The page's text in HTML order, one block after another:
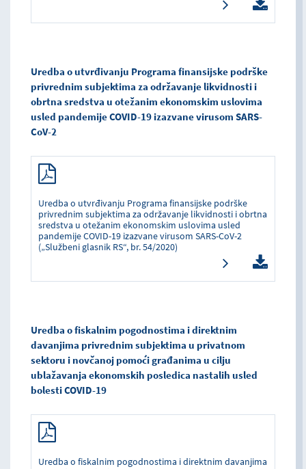
Uredba o utvrđivanju Programa finansijske podrške
privrednim subjektima za održavanje likvidnosti i
obrtna sredstva u otežanim ekonomskim uslovima
usled pandemije COVID-19 izazvane virusom SARS-
CoV-2
Uredba o utvrđivanju Programa finansijske podrške
privrednim subjektima za održavanje likvidnosti i obrtna
sredstva u otežanim ekonomskim uslovima usled
pandemije COVID-19 izazvane virusom SARS-CoV-2
(„Službeni glasnik RS“, br. 54/2020)
Uredba o fiskalnim pogodnostima i direktnim
davanjima privrednim subjektima u privatnom
sektoru i novčanoj pomoći građanima u cilju
ublažavanja ekonomskih posledica nastalih usled
bolesti COVID-19
Uredba o fiskalnim pogodnostima i direktnim davanjima